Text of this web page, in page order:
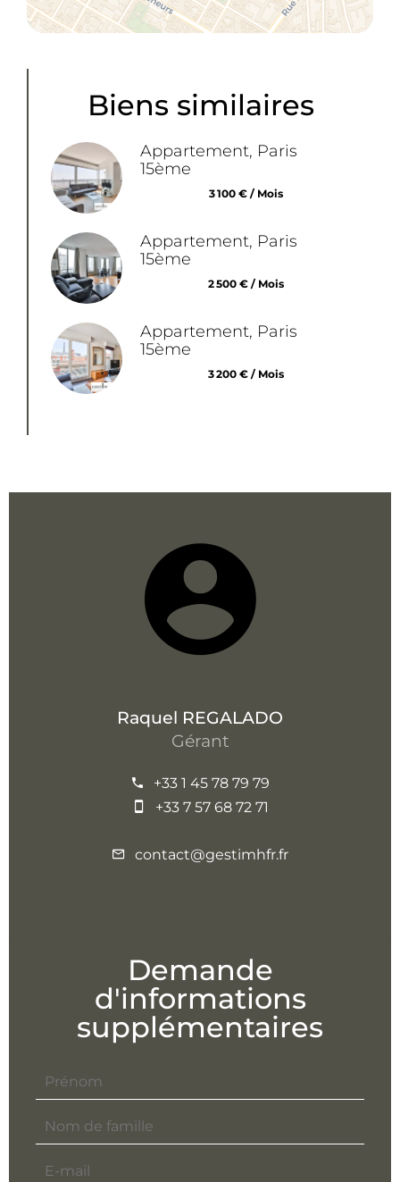
Biens similaires
Appartement, Paris
15ème
3 100 € / Mois
Appartement, Paris
15ème
2 500 € / Mois
Appartement, Paris
15ème
3 200 € / Mois
Raquel REGALADO
Gérant
+33 1 45 78 79 79
+33 7 57 68 72 71
contact@gestimhfr.fr
Demande
d'informations
supplémentaires